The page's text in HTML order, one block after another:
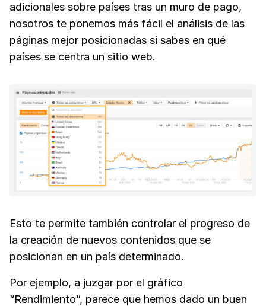
adicionales sobre países tras un muro de pago,
nosotros te ponemos más fácil el análisis de las
páginas mejor posicionadas si sabes en qué
países se centra un sitio web.
Esto te permite también controlar el progreso de
la creación de nuevos contenidos que se
posicionan en un país determinado.
Por ejemplo, a juzgar por el gráfico
“Rendimiento”, parece que hemos dado un buen